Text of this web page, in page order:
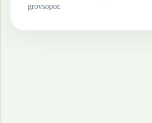
grovsopor.